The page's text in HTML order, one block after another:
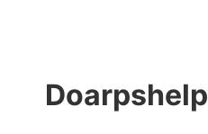
Doarpshelp